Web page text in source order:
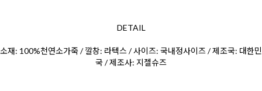
DETAIL
소재: 100%천연소가죽 / 깔창: 라텍스 / 사이즈: 국내정사이즈 / 제조국: 대한민
국 / 제조사: 지젤슈즈